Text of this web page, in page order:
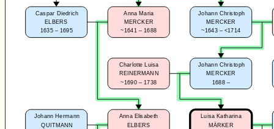
Luisa Katharina
MÄRKER
Johann Christoph
MERCKER
1688 –
Charlotte Luisa
REINERMANN
~1690 – 1738
Johann Christoph
MERCKER
~1643 – <1714
Anna Maria
MERCKER
~1641 – 1688
Caspar Diedrich
ELBERS
1635 – 1695
Anna Elisabeth
ELBERS
Johann Hermann
QUITMANN